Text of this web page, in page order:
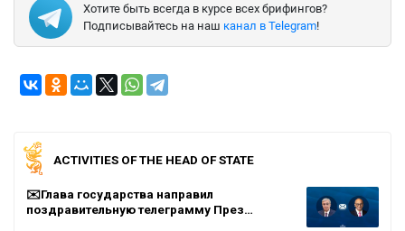
Хотите быть всегда в курсе всех брифингов?
Подписывайтесь на наш канал в Telegram!
ACTIVITIES OF THE HEAD OF STATE
✉️Глава государства направил
поздравительную телеграмму През…